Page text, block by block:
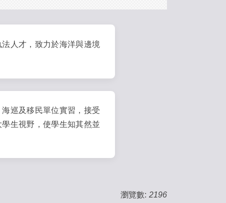
人才，致力於海洋與邊境
巡及移民單位實習，接受
生視野，使學生知其然並
瀏覽數: 2196